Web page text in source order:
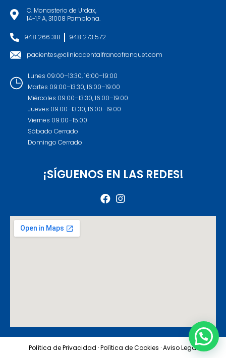
C. Monasterio de Urdax,
14-1.º A, 31008 Pamplona.
948 266 318 948 273 572
pacientes@clinicadentalfrancofranquet.com
Lunes 09:00–13:30, 16:00–19:00
Martes 09:00–13:30, 16:00–19:00
Miércoles 09:00–13:30, 16:00–19:00
Jueves 09:00–13:30, 16:00–19:00
Viernes 09:00–15:00
Sábado Cerrado
Domingo Cerrado
¡SÍGUENOS EN LAS REDES!
Política de Privacidad ·Política de Cookies ·Aviso Legal